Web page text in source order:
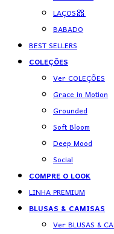
LAÇOS🎀
BABADO
BEST SELLERS
COLEÇÕES
Ver COLEÇÕES
Grace in Motion
Grounded
Soft Bloom
Deep Mood
Social
COMPRE O LOOK
LINHA PREMIUM
BLUSAS & CAMISAS
Ver BLUSAS &